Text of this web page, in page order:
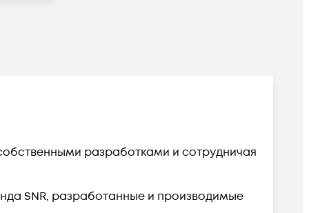
разработками и сотрудничая
SNR, разработанные и производимые